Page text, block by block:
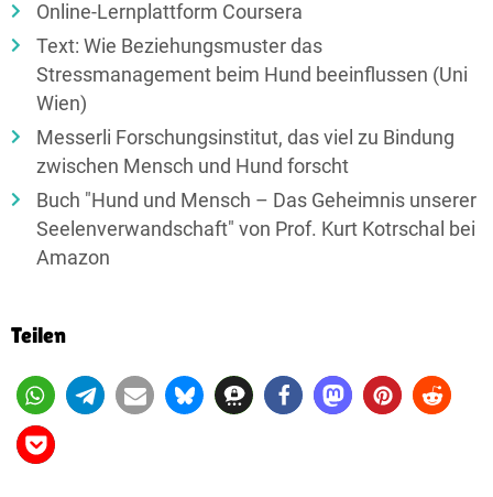
Online-Lernplattform Coursera
Text: Wie Beziehungsmuster das
Stressmanagement beim Hund beeinflussen (Uni
Wien)
Messerli Forschungsinstitut, das viel zu Bindung
zwischen Mensch und Hund forscht
Buch "Hund und Mensch – Das Geheimnis unserer
Seelenverwandschaft" von Prof. Kurt Kotrschal bei
Amazon
Teilen